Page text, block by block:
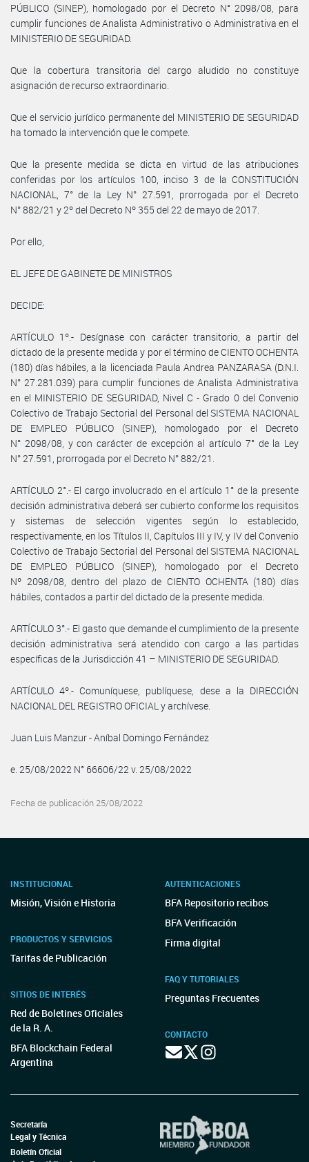
PÚBLICO (SINEP), homologado por el Decreto N° 2098/08, para
cumplir funciones de Analista Administrativo o Administrativa en el
MINISTERIO DE SEGURIDAD.
Que la cobertura transitoria del cargo aludido no constituye
asignación de recurso extraordinario.
Que el servicio jurídico permanente del MINISTERIO DE SEGURIDAD
ha tomado la intervención que le compete.
Que la presente medida se dicta en virtud de las atribuciones
conferidas por los artículos 100, inciso 3 de la CONSTITUCIÓN
NACIONAL, 7° de la Ley N° 27.591, prorrogada por el Decreto
N° 882/21 y 2º del Decreto Nº 355 del 22 de mayo de 2017.
Por ello,
EL JEFE DE GABINETE DE MINISTROS
DECIDE:
ARTÍCULO 1º.- Desígnase con carácter transitorio, a partir del
dictado de la presente medida y por el término de CIENTO OCHENTA
(180) días hábiles, a la licenciada Paula Andrea PANZARASA (D.N.I.
N° 27.281.039) para cumplir funciones de Analista Administrativa
en el MINISTERIO DE SEGURIDAD, Nivel C - Grado 0 del Convenio
Colectivo de Trabajo Sectorial del Personal del SISTEMA NACIONAL
DE EMPLEO PÚBLICO (SINEP), homologado por el Decreto
N° 2098/08, y con carácter de excepción al artículo 7° de la Ley
N° 27.591, prorrogada por el Decreto N° 882/21.
ARTÍCULO 2°.- El cargo involucrado en el artículo 1° de la presente
decisión administrativa deberá ser cubierto conforme los requisitos
y sistemas de selección vigentes según lo establecido,
respectivamente, en los Títulos II, Capítulos III y IV, y IV del Convenio
Colectivo de Trabajo Sectorial del Personal del SISTEMA NACIONAL
DE EMPLEO PÚBLICO (SINEP), homologado por el Decreto
Nº 2098/08, dentro del plazo de CIENTO OCHENTA (180) días
hábiles, contados a partir del dictado de la presente medida.
ARTÍCULO 3°.- El gasto que demande el cumplimiento de la presente
decisión administrativa será atendido con cargo a las partidas
específicas de la Jurisdicción 41 – MINISTERIO DE SEGURIDAD.
ARTÍCULO 4º.- Comuníquese, publíquese, dese a la DIRECCIÓN
NACIONAL DEL REGISTRO OFICIAL y archívese.
Juan Luis Manzur - Aníbal Domingo Fernández
e. 25/08/2022 N° 66606/22 v. 25/08/2022
Fecha de publicación 25/08/2022
INSTITUCIONAL
Misión, Visión e Historia
PRODUCTOS Y SERVICIOS
Tarifas de Publicación
SITIOS DE INTERÉS
Red de Boletines Oficiales
de la R. A.
BFA Blockchain Federal
Argentina
AUTENTICACIONES
BFA Repositorio recibos
BFA Verificación
Firma digital
FAQ Y TUTORIALES
Preguntas Frecuentes
CONTACTO
Secretaría
Legal y Técnica
Boletín Oficial